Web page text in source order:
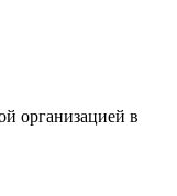
организацией в